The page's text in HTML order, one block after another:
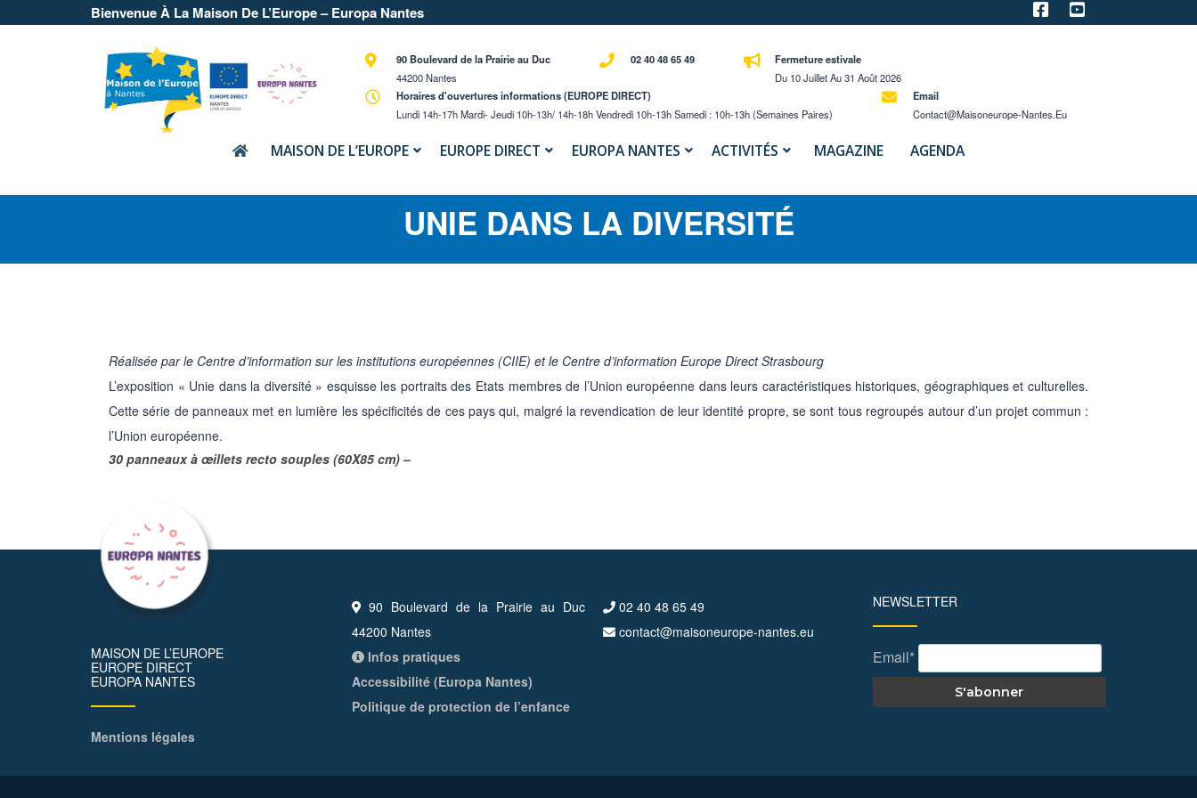
Bienvenue À La Maison De L’Europe – Europa Nantes
90 Boulevard de la Prairie au Duc
44200 Nantes
02 40 48 65 49
Fermeture estivale
Du 10 Juillet Au 31 Août 2026
Horaires d'ouvertures informations (EUROPE DIRECT)
Lundi 14h-17h Mardi- Jeudi 10h-13h/ 14h-18h Vendredi 10h-13h Samedi : 10h-13h (semaines Paires)
Email
Contact@maisoneurope-Nantes.eu
MAISON DE L’EUROPE EUROPE DIRECT EUROPA NANTES ACTIVITÉS MAGAZINE AGENDA
UNIE DANS LA DIVERSITÉ
Réalisée par le Centre d’information sur les institutions européennes (CIIE) et le Centre d’information Europe Direct Strasbourg
L’exposition « Unie dans la diversité » esquisse les portraits des Etats membres de l’Union européenne dans leurs caractéristiques historiques, géographiques et culturelles.
Cette série de panneaux met en lumière les spécificités de ces pays qui, malgré la revendication de leur identité propre, se sont tous regroupés autour d’un projet commun :
l’Union européenne.
30 panneaux à œillets recto souples (60X85 cm) –
MAISON DE L’EUROPE
EUROPE DIRECT
EUROPA NANTES
Mentions légales
90 Boulevard de la Prairie au Duc
44200 Nantes
Infos pratiques
Accessibilité (Europa Nantes)
Politique de protection de l’enfance
02 40 48 65 49
contact@maisoneurope-nantes.eu
NEWSLETTER
Email*